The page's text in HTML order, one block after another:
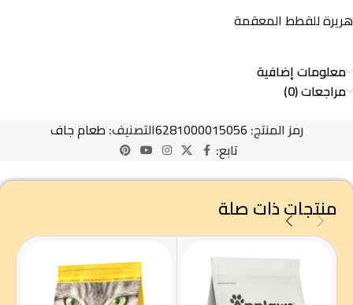
هريرة للقطط المعقمة
معلومات إضافية
مراجعات (0)
رمز المنتج: 6281000015056التصنيف: طعام جاف
تابع:
منتجات ذات صلة